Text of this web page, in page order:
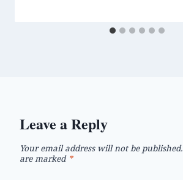
Leave a Reply
Your email address will not be published.
are marked *